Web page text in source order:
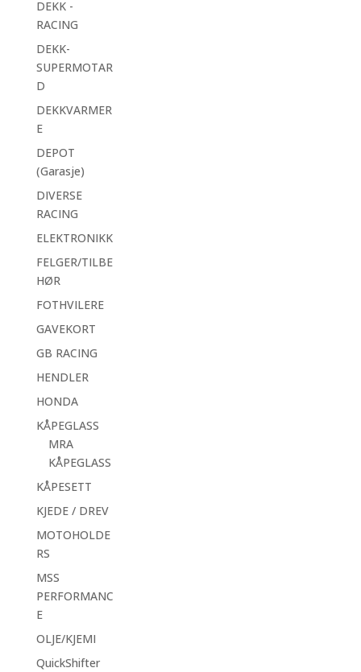
DEKK -
RACING
DEKK-
SUPERMOTAR
D
DEKKVARMER
E
DEPOT
(Garasje)
DIVERSE
RACING
ELEKTRONIKK
FELGER/TILBE
HØR
FOTHVILERE
GAVEKORT
GB RACING
HENDLER
HONDA
KÅPEGLASS
MRA
KÅPEGLASS
KÅPESETT
KJEDE / DREV
MOTOHOLDE
RS
MSS
PERFORMANC
E
OLJE/KJEMI
QuickShifter